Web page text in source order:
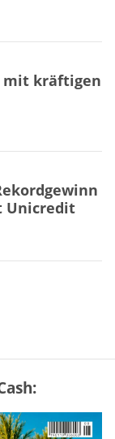
mit kräftigen
Unicredit
im